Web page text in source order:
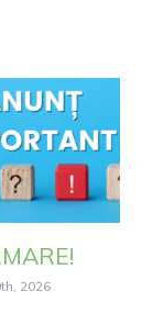
2026